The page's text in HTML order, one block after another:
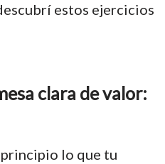
estos ejercicios
clara de valor:
lo que tu